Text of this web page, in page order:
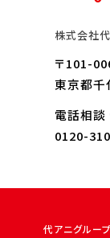
株式会社
〒101-
東京都千
電話相談
0120-
代アニグルー